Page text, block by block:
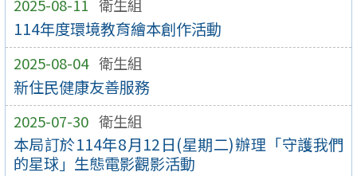
2025-08-11 衛生組
114年度環境教育繪本創作活動
2025-08-04 衛生組
新住民健康友善服務
2025-07-30 衛生組
本局訂於114年8月12日(星期二)辦理「守護我們
的星球」生態電影觀影活動